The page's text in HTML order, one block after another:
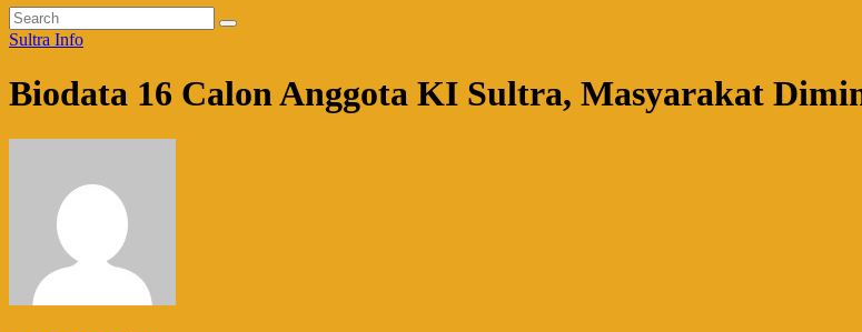
Sultra Info
Biodata 16 Calon Anggota KI Sultra, Masyarakat